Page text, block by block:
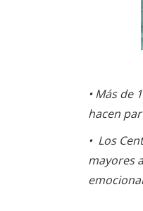
• Más de
hacen
• Los
mayores